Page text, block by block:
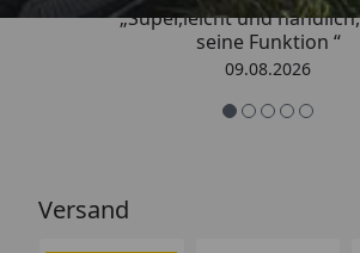
„Super,leicht und
seine Funktion “
09.08.2026
Versand